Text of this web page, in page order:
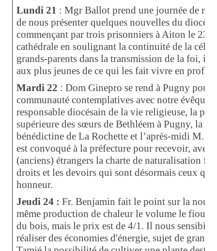
Lundi 21 : Mgr Ballot prend une journée de
de nous présenter quelques nouvelles du
commençant par trois prisonniers à Aiton le 23
cathédrale en soulignant la continuité de la
grands-parents dans la transmission de la foi, il
aux plus jeunes de ce qui les fait vivre en
Mardi 22 : Dom Ginepro se rend à Pugny pour
communauté contemplatives avec notre évêque,
responsable diocésain de la vie religieuse, la
supérieure des sœurs de Bethléem à Pugny, la
bénédictine de La Rochette et l’après-midi M.
est convoqué à la préfecture pour recevoir, avec
(anciens) étrangers la charte de naturalisation
droits et les devoirs qui sont désormais ceux
honneur.
Jeudi 24 : Fr. Benjamin fait le point sur la
même production de chaleur le volume le fioul
du bois, mais le prix est de 4/1. Il nous
réaliser des économies d'énergie, sujet de